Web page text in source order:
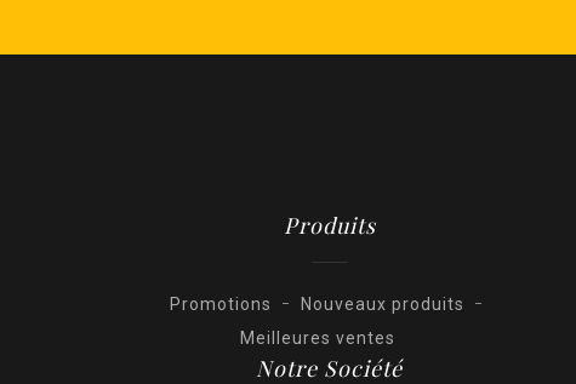
Produits
Promotions
Nouveaux produits
Meilleures ventes
Notre Société